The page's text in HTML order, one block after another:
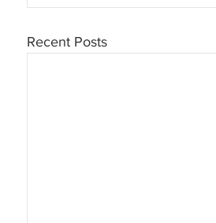
Recent Posts